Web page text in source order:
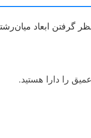
گرفتن ابعاد
را دارا هستید.